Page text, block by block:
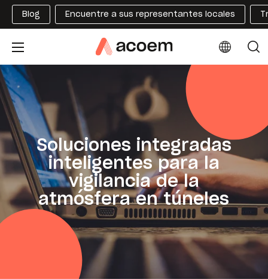
Blog Encuentre a sus representantes locales
Soluciones integradas
inteligentes para la
vigilancia de la
atmósfera en túneles